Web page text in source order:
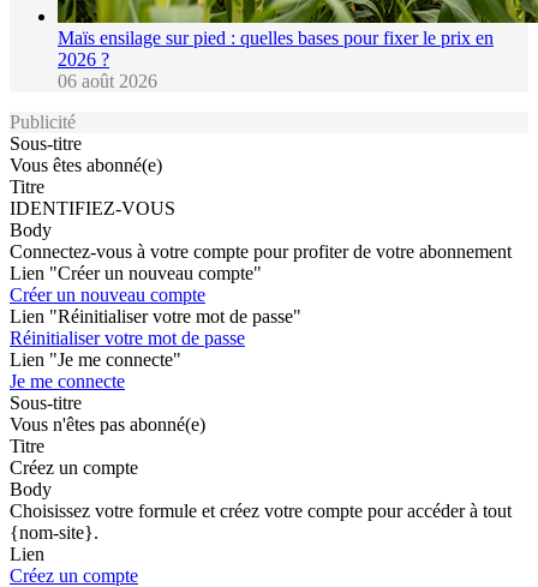
Maïs ensilage sur pied : quelles bases pour fixer le prix en
2026 ?
06 août 2026
Publicité
Sous-titre
Vous êtes abonné(e)
Titre
IDENTIFIEZ-VOUS
Body
Connectez-vous à votre compte pour profiter de votre abonnement
Lien "Créer un nouveau compte"
Créer un nouveau compte
Lien "Réinitialiser votre mot de passe"
Réinitialiser votre mot de passe
Lien "Je me connecte"
Je me connecte
Sous-titre
Vous n'êtes pas abonné(e)
Titre
Créez un compte
Body
Choisissez votre formule et créez votre compte pour accéder à tout
{nom-site}.
Lien
Créez un compte